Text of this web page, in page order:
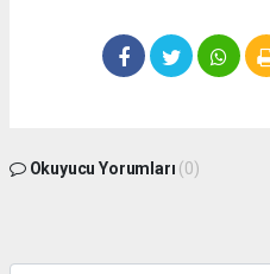
Okuyucu Yorumları (0)